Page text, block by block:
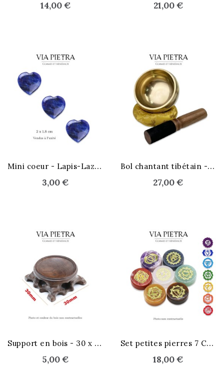
14,00 € 21,00 €
M
ini coeur - Lapis-Lazuli
3,00 €
B
ol chantant tibétain - laiton
27,00 €
S
upport en bois - 30 x 30 mm
5,00 €
S
et petites pierres 7 Chakras
18,00 €